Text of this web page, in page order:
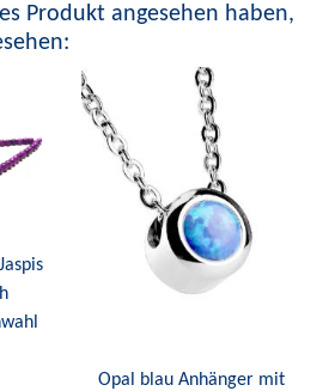
Produkt angesehen haben,
Opal blau Anhänger mit